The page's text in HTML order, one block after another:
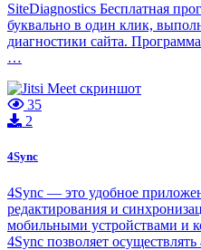
SiteDiagnostics Бесплатная
буквально в один клик,
диагностики сайта.
…
35
2
4Sync
4Sync — это удобное
редактирования и
мобильными устройствами и
4Sync позволяет